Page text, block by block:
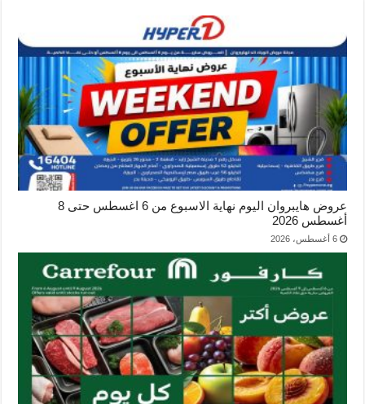
عروض هايبروان اليوم نهاية الاسبوع من 6 اغسطس حتى 8
أغسطس 2026
6 أغسطس، 2026